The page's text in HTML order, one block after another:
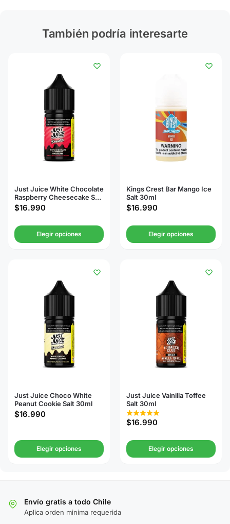
También podría interesarte
Just Juice White Chocolate
Raspberry Cheesecake Salt
30ml
$16.990
Elegir opciones
Kings Crest Bar Mango Ice
Salt 30ml
$16.990
Elegir opciones
Just Juice Choco White
Peanut Cookie Salt 30ml
$16.990
Elegir opciones
Just Juice Vainilla Toffee
Salt 30ml
$16.990
Elegir opciones
Envío gratis a todo Chile
Aplica orden minima requerida